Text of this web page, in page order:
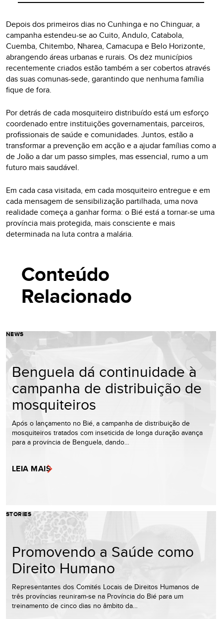
Depois dos primeiros dias no Cunhinga e no Chinguar, a
campanha estendeu-se ao Cuito, Andulo, Catabola,
Cuemba, Chitembo, Nharea, Camacupa e Belo Horizonte,
abrangendo áreas urbanas e rurais. Os dez municípios
recentemente criados estão também a ser cobertos através
das suas comunas-sede, garantindo que nenhuma família
fique de fora.
Por detrás de cada mosquiteiro distribuído está um esforço
coordenado entre instituições governamentais, parceiros,
profissionais de saúde e comunidades. Juntos, estão a
transformar a prevenção em acção e a ajudar famílias como a
de João a dar um passo simples, mas essencial, rumo a um
futuro mais saudável.
Em cada casa visitada, em cada mosquiteiro entregue e em
cada mensagem de sensibilização partilhada, uma nova
realidade começa a ganhar forma: o Bié está a tornar-se uma
província mais protegida, mais consciente e mais
determinada na luta contra a malária.
Conteúdo
Relacionado
NEWS
Benguela dá continuidade à
campanha de distribuição de
mosquiteiros
Após o lançamento no Bié, a campanha de distribuição de
mosquiteiros tratados com inseticida de longa duração avança
para a província de Benguela, dando…
LEIA MAIS
STORIES
Promovendo a Saúde como
Direito Humano
Representantes dos Comités Locais de Direitos Humanos de
três províncias reuniram-se na Província do Bié para um
treinamento de cinco dias no âmbito da…